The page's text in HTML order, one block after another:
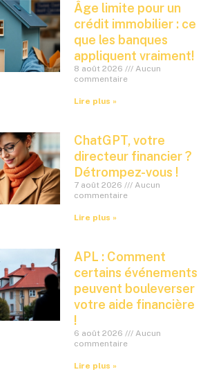
Âge limite pour un
crédit immobilier : ce
que les banques
appliquent vraiment!
8 août 2026
Aucun
commentaire
Lire plus »
ChatGPT, votre
directeur financier ?
Détrompez-vous !
7 août 2026
Aucun
commentaire
Lire plus »
APL : Comment
certains événements
peuvent bouleverser
votre aide financière
!
6 août 2026
Aucun
commentaire
Lire plus »